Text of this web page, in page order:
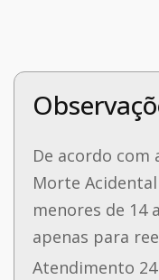
De acordo com
Morte
menores de 14
apenas para
Atendimento